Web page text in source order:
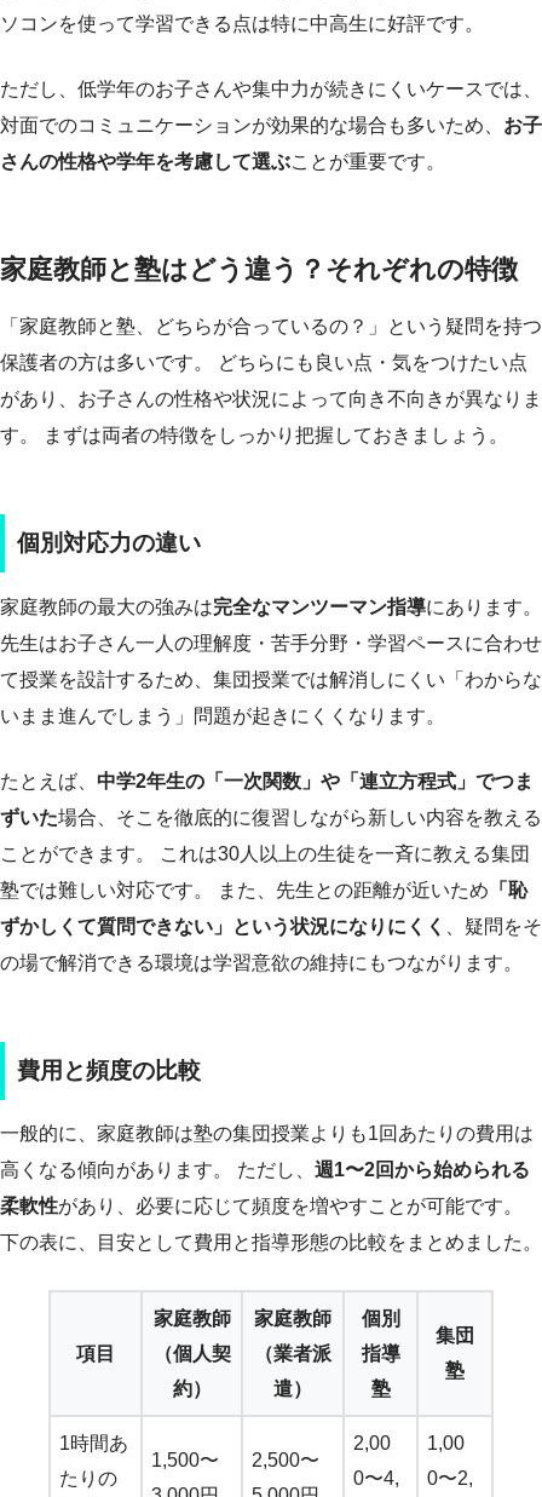
ソコンを使って学習できる点は特に中高生に好評です。
ただし、低学年のお子さんや集中力が続きにくいケースでは、
対面でのコミュニケーションが効果的な場合も多いため、 お子
さんの性格や学年を考慮して選ぶことが重要です。
家庭教師と塾はどう違う？それぞれの特徴
「家庭教師と塾、どちらが合っているの？」という疑問を持つ
保護者の方は多いです。 どちらにも良い点・気をつけたい点
があり、お子さんの性格や状況によって向き不向きが異なりま
す。 まずは両者の特徴をしっかり把握しておきましょう。
個別対応力の違い
家庭教師の最大の強みは完全なマンツーマン指導にあります。
先生はお子さん一人の理解度・苦手分野・学習ペースに合わせ
て授業を設計するため、集団授業では解消しにくい「わからな
いまま進んでしまう」問題が起きにくくなります。
たとえば、 中学2年生の「一次関数」や「連立方程式」でつま
ずいた場合、そこを徹底的に復習しながら新しい内容を教える
ことができます。 これは30人以上の生徒を一斉に教える集団
塾では難しい対応です。 また、先生との距離が近いため 「恥
ずかしくて質問できない」という状況になりにくく
、疑問をそ
の場で解消できる環境は学習意欲の維持にもつながります。
費用と頻度の比較
一般的に、家庭教師は塾の集団授業よりも1回あたりの費用は
高くなる傾向があります。 ただし、 週1〜2回から始められる
柔軟性があり、必要に応じて頻度を増やすことが可能です。
下の表に、目安として費用と指導形態の比較をまとめました。
項目
家庭教師
（個人契
約）
家庭教師
（業者派
遣）
個別
指導
塾
集団
塾
1時間あ
たりの
1,500〜
2,500〜
2,00
0〜4,
1,00
0〜2,